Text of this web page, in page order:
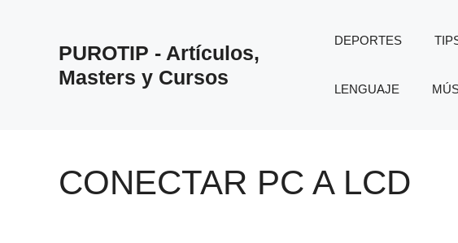
PUROTIP - Artículos,
Masters y Cursos
DEPORTES
LENGUAJE
CONECTAR PC A LCD